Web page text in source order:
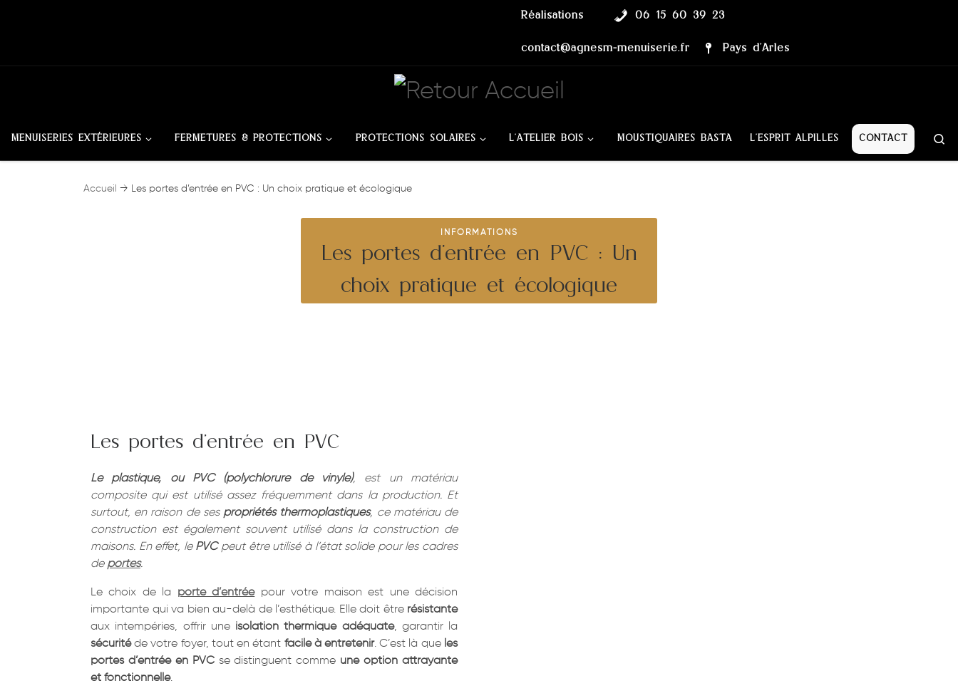
Réalisations 06 15 60 39 23
contact@agnesm-menuiserie.fr Pays d’Arles
MENUISERIES EXTÉRIEURES FERMETURES & PROTECTIONS PROTECTIONS SOLAIRES L’ATELIER BOIS MOUSTIQUAIRES BASTA L’ESPRIT ALPILLES CONTACT
Accueil → Les portes d’entrée en PVC : Un choix pratique et écologique
INFORMATIONS
Les portes d’entrée en PVC : Un
choix pratique et écologique
Les portes d’entrée en PVC
Le plastique, ou PVC (polychlorure de vinyle), est un matériau
composite qui est utilisé assez fréquemment dans la production. Et
surtout, en raison de ses propriétés thermoplastiques, ce matériau de
construction est également souvent utilisé dans la construction de
maisons. En effet, le PVCpeut être utilisé à l’état solide pour les cadres
de portes.
Le choix de la porte d’entréepour votre maison est une décision
importante qui va bien au-delà de l’esthétique. Elle doit être résistante
aux intempéries, offrir une isolation thermique adéquate, garantir la
sécuritéde votre foyer, tout en étant facile à entretenir. C’est là que les
portes d’entrée en PVCse distinguent comme une option attrayante
et fonctionnelle.